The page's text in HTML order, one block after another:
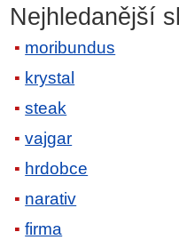
Nejhledanější
moribundus
krystal
steak
vajgar
hrdobce
narativ
firma